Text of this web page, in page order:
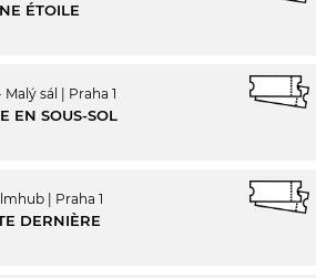
ÉTOILE
sál Praha 1
EN SOUS-SOL
Praha 1
DERNIÈRE